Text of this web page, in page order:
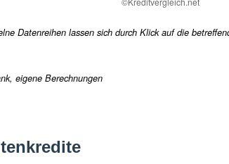
Datenreihen lassen sich durch Klick auf die
eigene Berechnungen